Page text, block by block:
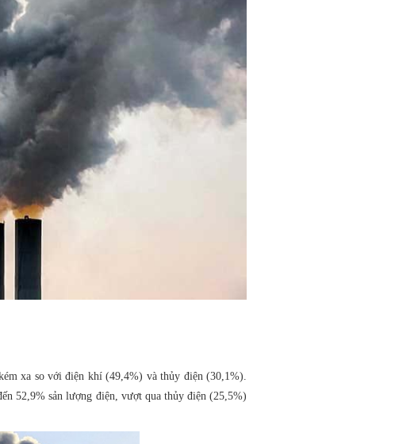
xa so với điện khí (49,4%) và thủy điện (30,1%).
52,9% sản lượng điện, vượt qua thủy điện (25,5%)